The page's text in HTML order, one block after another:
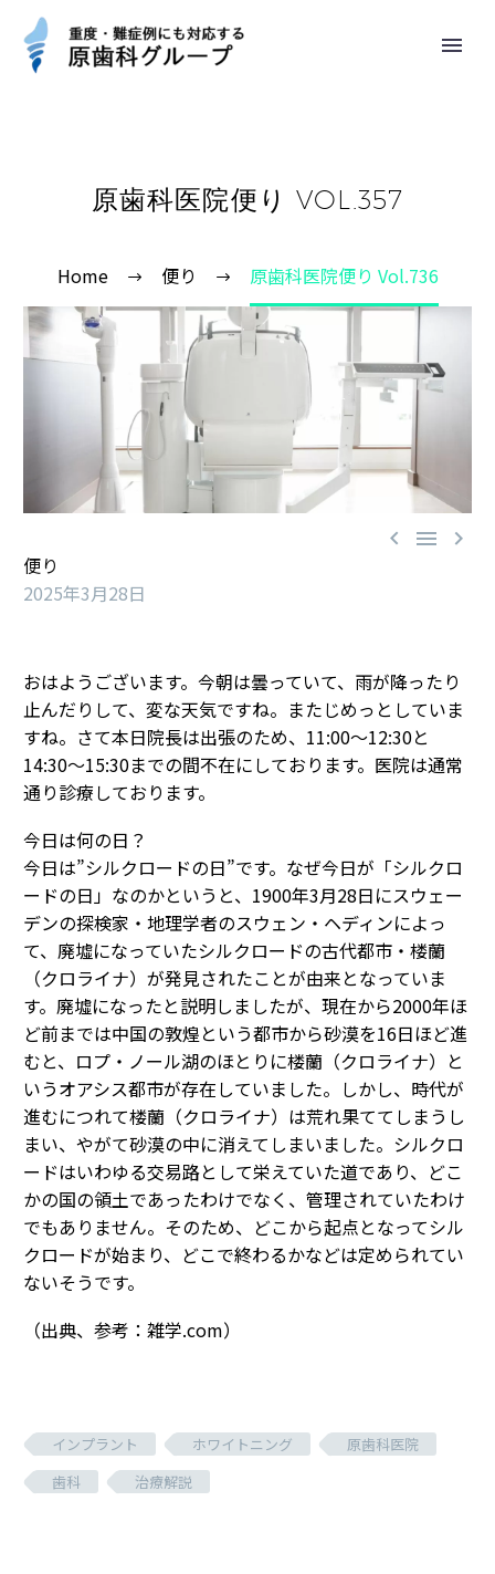
原歯科医院便り VOL.357
Home 便り 原歯科医院便り Vol.736
  
便り
2025年3月28日
おはようございます。今朝は曇っていて、雨が降ったり
止んだりして、変な天気ですね。またじめっとしていま
すね。さて本日院長は出張のため、11:00～12:30と
14:30～15:30までの間不在にしております。医院は通常
通り診療しております。
今日は何の日？
今日は”シルクロードの日”です。なぜ今日が「シルクロ
ードの日」なのかというと、1900年3月28日にスウェー
デンの探検家・地理学者のスウェン・ヘディンによっ
て、廃墟になっていたシルクロードの古代都市・楼蘭
（クロライナ）が発見されたことが由来となっていま
す。廃墟になったと説明しましたが、現在から2000年ほ
ど前までは中国の敦煌という都市から砂漠を16日ほど進
むと、ロプ・ノール湖のほとりに楼蘭（クロライナ）と
いうオアシス都市が存在していました。しかし、時代が
進むにつれて楼蘭（クロライナ）は荒れ果ててしまうし
まい、やがて砂漠の中に消えてしまいました。シルクロ
ードはいわゆる交易路として栄えていた道であり、どこ
かの国の領土であったわけでなく、管理されていたわけ
でもありません。そのため、どこから起点となってシル
クロードが始まり、どこで終わるかなどは定められてい
ないそうです。
（出典、参考：雑学.com）
インプラント ホワイトニング
原歯科医院
歯科
治療解説